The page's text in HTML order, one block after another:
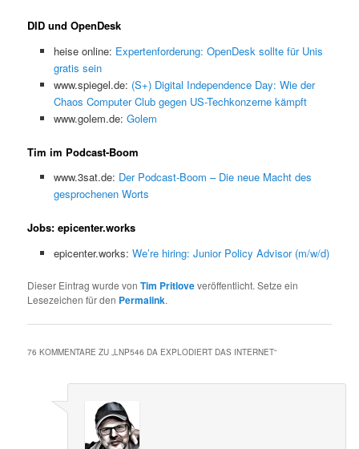
DID und OpenDesk
heise online: Expertenforderung: OpenDesk sollte für Unis
gratis sein
www.spiegel.de: (S+) Digital Independence Day: Wie der
Chaos Computer Club gegen US-Techkonzerne kämpft
www.golem.de: Golem
Tim im Podcast-Boom
www.3sat.de: Der Podcast-Boom – Die neue Macht des
gesprochenen Worts
Jobs: epicenter.works
epicenter.works: We’re hiring: Junior Policy Advisor (m/w/d)
Dieser Eintrag wurde vonTim Pritloveveröffentlicht. Setze ein
Lesezeichen für den Permalink.
76 KOMMENTARE ZU „LNP546 DA EXPLODIERT DAS INTERNET“